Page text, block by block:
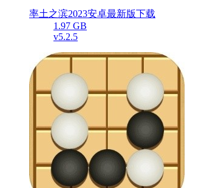
率土之滨2023安卓最新版下载
1.97 GB
v5.2.5